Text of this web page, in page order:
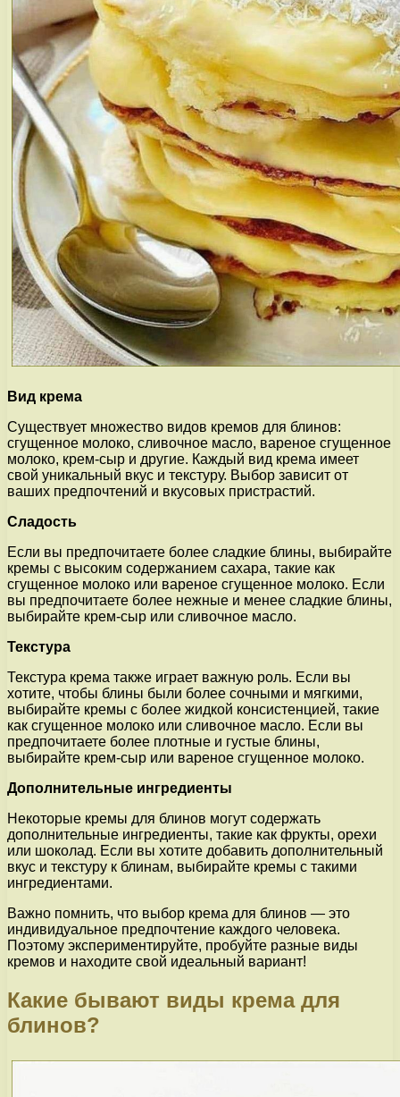
Вид крема
Существует множество видов кремов для блинов:
сгущенное молоко, сливочное масло, вареное сгущенное
молоко, крем-сыр и другие. Каждый вид крема имеет
свой уникальный вкус и текстуру. Выбор зависит от
ваших предпочтений и вкусовых пристрастий.
Сладость
Если вы предпочитаете более сладкие блины, выбирайте
кремы с высоким содержанием сахара, такие как
сгущенное молоко или вареное сгущенное молоко. Если
вы предпочитаете более нежные и менее сладкие блины,
выбирайте крем-сыр или сливочное масло.
Текстура
Текстура крема также играет важную роль. Если вы
хотите, чтобы блины были более сочными и мягкими,
выбирайте кремы с более жидкой консистенцией, такие
как сгущенное молоко или сливочное масло. Если вы
предпочитаете более плотные и густые блины,
выбирайте крем-сыр или вареное сгущенное молоко.
Дополнительные ингредиенты
Некоторые кремы для блинов могут содержать
дополнительные ингредиенты, такие как фрукты, орехи
или шоколад. Если вы хотите добавить дополнительный
вкус и текстуру к блинам, выбирайте кремы с такими
ингредиентами.
Важно помнить, что выбор крема для блинов — это
индивидуальное предпочтение каждого человека.
Поэтому экспериментируйте, пробуйте разные виды
кремов и находите свой идеальный вариант!
Какие бывают виды крема для
блинов?